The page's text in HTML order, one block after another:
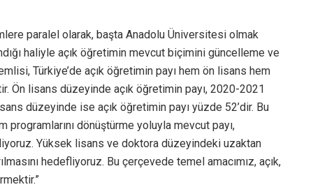
paralel olarak, başta Anadolu Üniversitesi olmak
haliyle açık öğretimin mevcut biçimini güncelleme ve
Türkiye’de açık öğretimin payı hem ön lisans hem
Ön lisans düzeyinde açık öğretimin payı, 2020-2021
düzeyinde ise açık öğretimin payı yüzde 52’dir. Bu
programlarını dönüştürme yoluyla mevcut payı,
Yüksek lisans ve doktora düzeyindeki uzaktan
hedefliyoruz. Bu çerçevede temel amacımız, açık,